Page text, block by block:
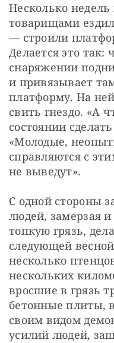
Несколько недель
товарищами
— строили
Делается это так:
снаряжении
и привязывает
платформу. На
свить гнездо. «А
состоянии
«Молодые,
справляются с
не выведут».
С одной стороны
людей, замерзая и
топкую грязь,
следующей
несколько
нескольких
вросшие в грязь
бетонные плиты,
своим видом
усилий людей,